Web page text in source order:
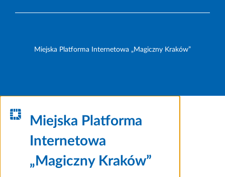
Miejska Platforma Internetowa „Magiczny Kraków”
Miejska Platforma
Internetowa
„Magiczny Kraków”